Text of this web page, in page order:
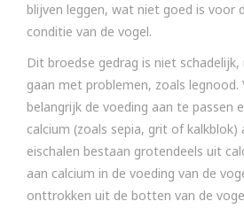
blijven leggen, wat niet goed is voor
conditie van de vogel.
Dit broedse gedrag is niet
gaan met problemen, zoals legnood.
belangrijk de voeding aan te passen
calcium (zoals sepia, grit of kalkblok)
eischalen bestaan grotendeels uit
aan calcium in de voeding van de
onttrokken uit de botten van de